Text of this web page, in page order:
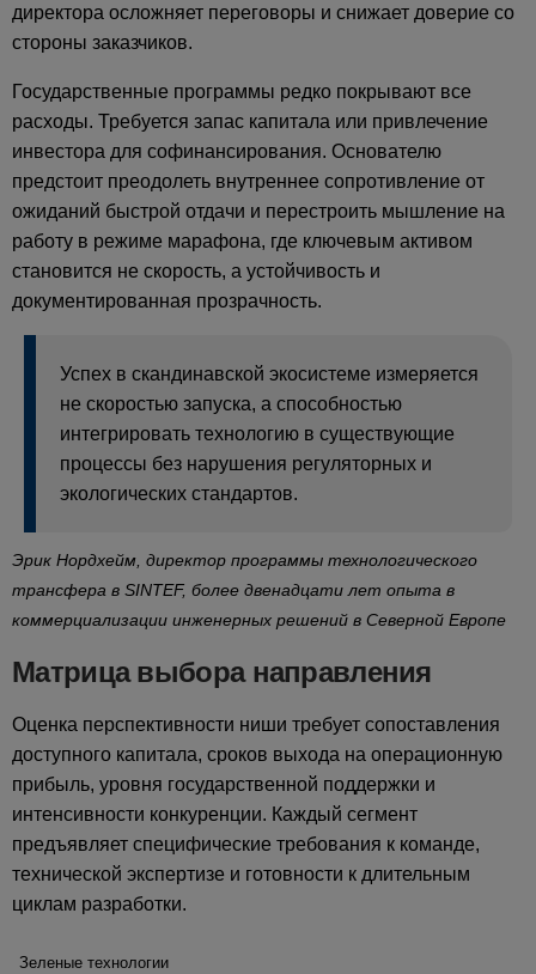
директора осложняет переговоры и снижает доверие со
стороны заказчиков.
Государственные программы редко покрывают все
расходы. Требуется запас капитала или привлечение
инвестора для софинансирования. Основателю
предстоит преодолеть внутреннее сопротивление от
ожиданий быстрой отдачи и перестроить мышление на
работу в режиме марафона, где ключевым активом
становится не скорость, а устойчивость и
документированная прозрачность.
Успех в скандинавской экосистеме измеряется
не скоростью запуска, а способностью
интегрировать технологию в существующие
процессы без нарушения регуляторных и
экологических стандартов.
Эрик Нордхейм, директор программы технологического
трансфера в SINTEF, более двенадцати лет опыта в
коммерциализации инженерных решений в Северной Европе
Матрица выбора направления
Оценка перспективности ниши требует сопоставления
доступного капитала, сроков выхода на операционную
прибыль, уровня государственной поддержки и
интенсивности конкуренции. Каждый сегмент
предъявляет специфические требования к команде,
технической экспертизе и готовности к длительным
циклам разработки.
Зеленые технологии